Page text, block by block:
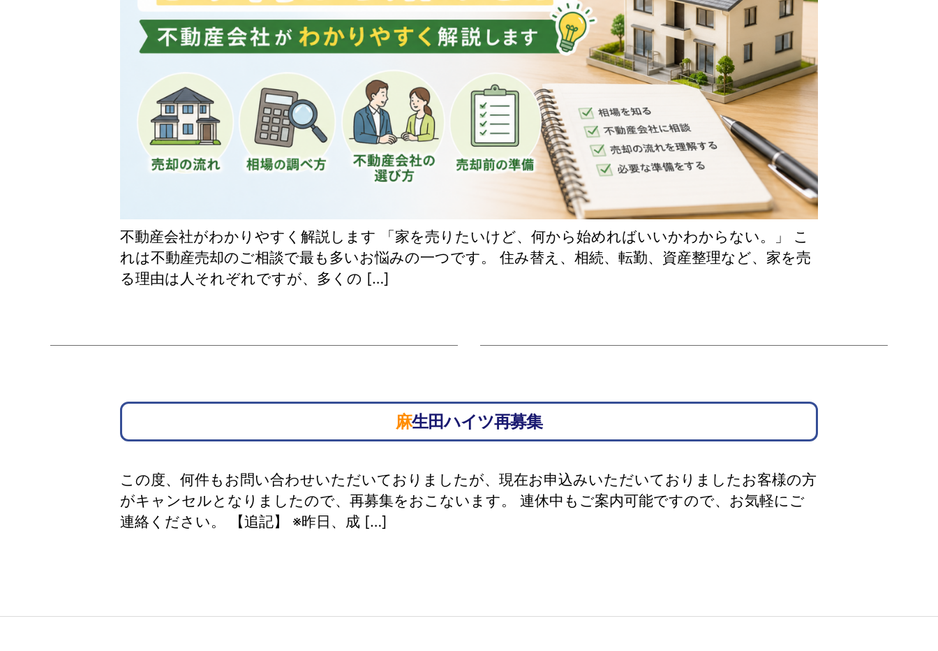
不動産会社がわかりやすく解説します 「家を売りたいけど、何から始めればいいかわからない。」 こ
れは不動産売却のご相談で最も多いお悩みの一つです。 住み替え、相続、転勤、資産整理など、家を売
る理由は人それぞれですが、多くの […]
麻生田ハイツ再募集
この度、何件もお問い合わせいただいておりましたが、現在お申込みいただいておりましたお客様の方
がキャンセルとなりましたので、再募集をおこないます。 連休中もご案内可能ですので、お気軽にご
連絡ください。 【追記】 ※昨日、成 […]